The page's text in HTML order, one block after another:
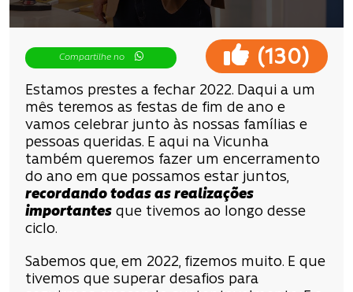
Compartilhe no (130)
Estamos prestes a fechar 2022. Daqui a um
mês teremos as festas de fim de ano e
vamos celebrar junto às nossas famílias e
pessoas queridas. E aqui na Vicunha
também queremos fazer um encerramento
do ano em que possamos estar juntos,
recordando todas as realizações
importantes que tivemos ao longo desse
ciclo.
Sabemos que, em 2022, fizemos muito. E que
tivemos que superar desafios para